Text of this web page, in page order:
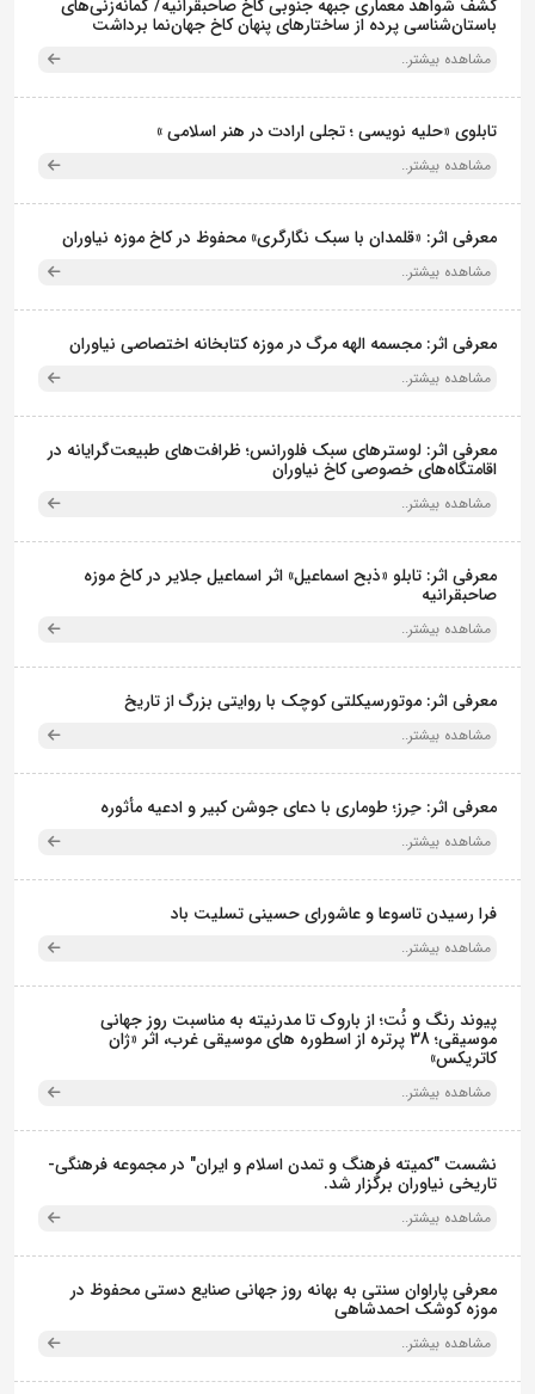
کشف شواهد معماری جبهه جنوبی کاخ صاحبقرانیه/ گمانه‌زنی‌های
باستان‌شناسی پرده از ساختارهای پنهان کاخ جهان‌نما برداشت
مشاهده بیشتر..
تابلوی «حلیه نویسی ؛ تجلی ارادت در هنر اسلامی »
مشاهده بیشتر..
معرفی اثر: «قلمدان با سبک نگارگری» محفوظ در کاخ موزه نیاوران
مشاهده بیشتر..
معرفی اثر: مجسمه الهه مرگ در موزه کتابخانه اختصاصی نیاوران
مشاهده بیشتر..
معرفی اثر: لوسترهای سبک فلورانس؛ ظرافت‌های طبیعت‌گرایانه در
اقامتگاه‌های خصوصی کاخ نیاوران
مشاهده بیشتر..
معرفی اثر: تابلو «ذبح اسماعیل» اثر اسماعیل جلایر در کاخ موزه
صاحبقرانیه
مشاهده بیشتر..
معرفی اثر: موتورسیکلتی کوچک با روایتی بزرگ از تاریخ
مشاهده بیشتر..
معرفی اثر: حِرز؛ طوماری با دعای جوشن کبیر و ادعیه مأثوره
مشاهده بیشتر..
فرا رسیدن تاسوعا و عاشورای حسینی تسلیت باد
مشاهده بیشتر..
پیوند رنگ و نُت؛ از باروک تا مدرنیته به مناسبت روز جهانی
موسیقی؛ 38 پرتره از اسطوره های موسیقی غرب، اثر «ژان
کاتریکس»
مشاهده بیشتر..
نشست "کمیته فرهنگ و تمدن اسلام و ایران" در مجموعه فرهنگی‌-
تاریخی نیاوران برگزار شد.
مشاهده بیشتر..
معرفی پاراوان سنتی به بهانه روز جهانی صنایع دستی محفوظ در
موزه کوشک احمدشاهی
مشاهده بیشتر..